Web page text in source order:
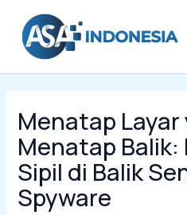
konten
Menatap Layar
Menatap
Sipil di Balik
Spyware